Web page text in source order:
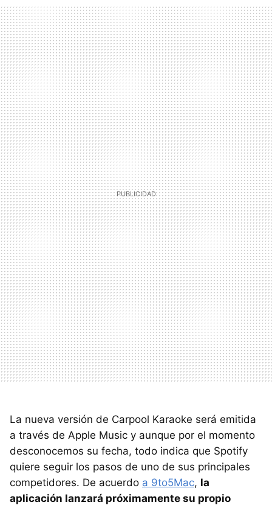
La nueva versión de Carpool Karaoke será emitida
a través de Apple Music y aunque por el momento
desconocemos su fecha, todo indica que Spotify
quiere seguir los pasos de uno de sus principales
competidores. De acuerdo a 9to5Mac, la
aplicación lanzará próximamente su propio